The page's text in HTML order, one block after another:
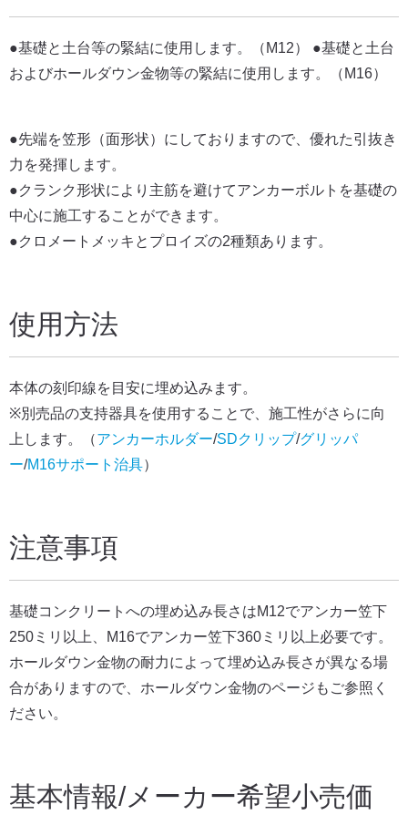
●基礎と土台等の緊結に使用します。（M12） ●基礎と土台
およびホールダウン金物等の緊結に使用します。（M16）
●先端を笠形（面形状）にしておりますので、優れた引抜き
力を発揮します。
●クランク形状により主筋を避けてアンカーボルトを基礎の
中心に施工することができます。
●クロメートメッキとプロイズの2種類あります。
使用方法
本体の刻印線を目安に埋め込みます。
※別売品の支持器具を使用することで、施工性がさらに向
上します。（アンカーホルダー/SDクリップ/グリッパ
ー/M16サポート治具）
注意事項
基礎コンクリートへの埋め込み長さはM12でアンカー笠下
250ミリ以上、M16でアンカー笠下360ミリ以上必要です。
ホールダウン金物の耐力によって埋め込み長さが異なる場
合がありますので、ホールダウン金物のページもご参照く
ださい。
基本情報/メーカー希望小売価